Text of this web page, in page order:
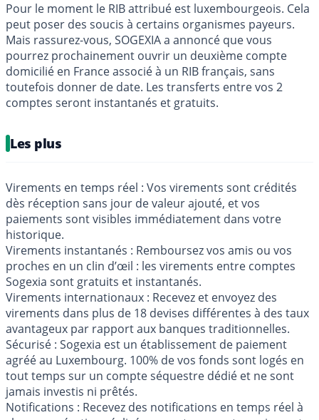
Pour le moment le RIB attribué est luxembourgeois. Cela
peut poser des soucis à certains organismes payeurs.
Mais rassurez-vous, SOGEXIA a annoncé que vous
pourrez prochainement ouvrir un deuxième compte
domicilié en France associé à un RIB français, sans
toutefois donner de date. Les transferts entre vos 2
comptes seront instantanés et gratuits.
Les plus
Virements en temps réel : Vos virements sont crédités
dès réception sans jour de valeur ajouté, et vos
paiements sont visibles immédiatement dans votre
historique.
Virements instantanés : Remboursez vos amis ou vos
proches en un clin d’œil : les virements entre comptes
Sogexia sont gratuits et instantanés.
Virements internationaux : Recevez et envoyez des
virements dans plus de 18 devises différentes à des taux
avantageux par rapport aux banques traditionnelles.
Sécurisé : Sogexia est un établissement de paiement
agréé au Luxembourg. 100% de vos fonds sont logés en
tout temps sur un compte séquestre dédié et ne sont
jamais investis ni prêtés.
Notifications : Recevez des notifications en temps réel à